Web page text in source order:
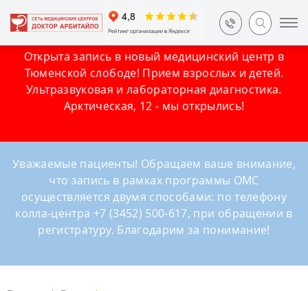
Открыта запись в новый медицинский центр в
Тюменской слободе! Прием взрослых и детей.
Ультразвуковая и лабораторная диагностика.
Арктическая, 12 - мы открылись!
Уважаемые пациенты! Обращаем ваше внимание,
что запись в рамках программы ОМС
осуществляется двумя способами: по телефону
колла-центра +7 (3452) 500-617, при обращении в
регистратуру. Благодарим за понимание!